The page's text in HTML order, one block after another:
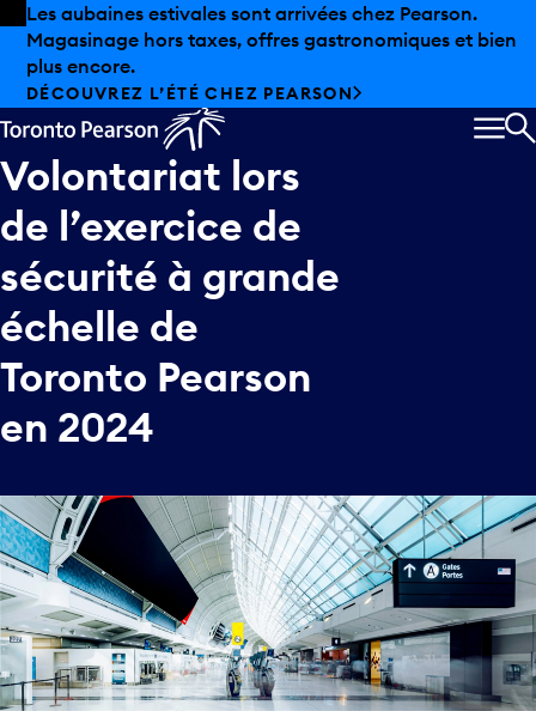
Skip to offers
Passer au contenu principal
Les aubaines estivales sont arrivées chez Pearson.
Magasinage hors taxes, offres gastronomiques et bien
plus encore.
DÉCOUVREZ L’ÉTÉ CHEZ PEARSON
Volontariat lors
de l’exercice de
sécurité à grande
échelle de
Toronto Pearson
en 2024